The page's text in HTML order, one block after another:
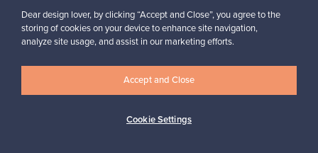
Haluatko inspiroitua designista?
Tilaa uutiskirjeemme ja pysyt ajan tasalla!
Dear design lover, by clicking “Accept and Close”, you agree to the
storing of cookies on your device to enhance site navigation,
analyze site usage, and assist in our marketing efforts.
Cookie Settings
Accept and Close